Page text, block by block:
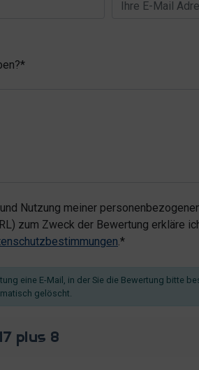
Nutzung meiner
zum Zweck der Bewertung erkläre
.*
eine E-Mail, in der Sie die Bewertung bitte
gelöscht.